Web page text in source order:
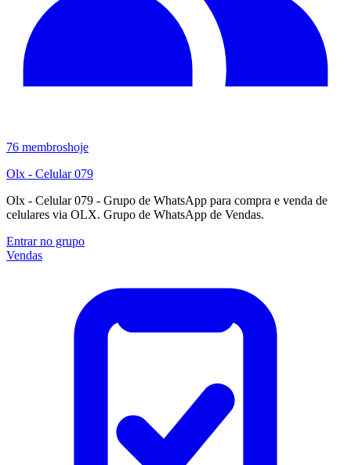
76 membroshoje
Olx - Celular 079
Olx - Celular 079 - Grupo de WhatsApp para compra e venda de
celulares via OLX. Grupo de WhatsApp de Vendas.
Entrar no grupo
Vendas